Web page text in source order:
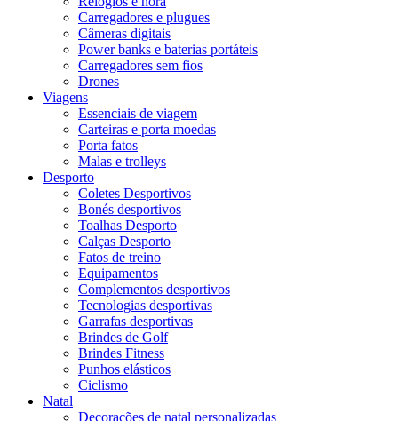
Carregadores e plugues
Câmeras digitais
Power banks e baterias portáteis
Carregadores sem fios
Drones
Viagens
Essenciais de viagem
Carteiras e porta moedas
Porta fatos
Malas e trolleys
Desporto
Coletes Desportivos
Bonés desportivos
Toalhas Desporto
Calças Desporto
Fatos de treino
Equipamentos
Complementos desportivos
Tecnologias desportivas
Garrafas desportivas
Brindes de Golf
Brindes Fitness
Punhos elásticos
Ciclismo
Natal
Decorações de natal personalizadas